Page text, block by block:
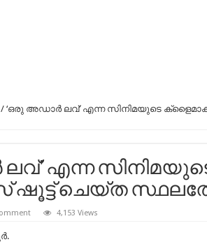
/ ‘ഒരു അഡാർ ലവ്’ എന്ന സിനിമയുടെ
എന്ന
ചെയ്ത
4,153 Views